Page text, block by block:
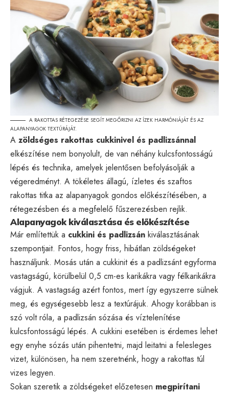
A RAKOTTAS RÉTEGEZÉSE SEGÍT MEGŐRIZNI AZ ÍZEK HARMÓNIÁJÁT ÉS AZ
ALAPANYAGOK TEXTÚRÁJÁT.
A zöldséges rakottas cukkinivel és padlizsánnal
elkészítése nem bonyolult, de van néhány kulcsfontosságú
lépés és technika, amelyek jelentősen befolyásolják a
végeredményt. A tökéletes állagú, ízletes és szaftos
rakottas titka az alapanyagok gondos előkészítésében, a
rétegezésben és a megfelelő fűszerezésben rejlik.
Alapanyagok kiválasztása és előkészítése
Már említettük a cukkini és padlizsán kiválasztásának
szempontjait. Fontos, hogy friss, hibátlan zöldségeket
használjunk. Mosás után a cukkinit és a padlizsánt egyforma
vastagságú, körülbelül 0,5 cm-es karikákra vagy félkarikákra
vágjuk. A vastagság azért fontos, mert így egyszerre sülnek
meg, és egységesebb lesz a textúrájuk. Ahogy korábban is
szó volt róla, a padlizsán sózása és víztelenítése
kulcsfontosságú lépés. A cukkini esetében is érdemes lehet
egy enyhe sózás után pihentetni, majd leitatni a felesleges
vizet, különösen, ha nem szeretnénk, hogy a rakottas túl
vizes legyen.
Sokan szeretik a zöldségeket előzetesen megpirítani